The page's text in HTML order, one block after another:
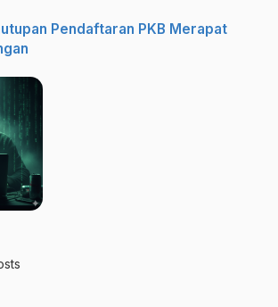
Pendaftaran PKB Merapat